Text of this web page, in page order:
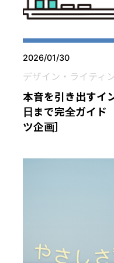
2026/01/30
デザイン・ライティ
本音を引き出すイ
日まで完全ガイド
ツ企画］